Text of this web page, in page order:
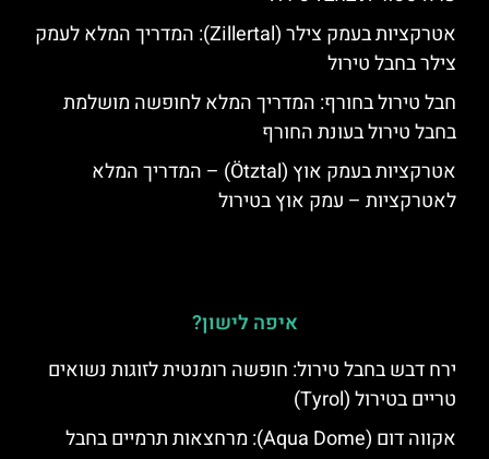
אטרקציות בעמק צילר (Zillertal): המדריך המלא לעמק
צילר בחבל טירול
חבל טירול בחורף: המדריך המלא לחופשה מושלמת
בחבל טירול בעונת החורף
אטרקציות בעמק אוץ (Ötztal) – המדריך המלא
לאטרקציות – עמק אוץ בטירול
איפה לישון?
ירח דבש בחבל טירול: חופשה רומנטית לזוגות נשואים
טריים בטירול (Tyrol)
אקווה דום (Aqua Dome): מרחצאות תרמיים בחבל